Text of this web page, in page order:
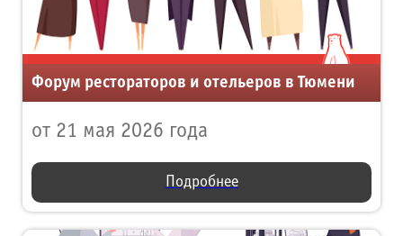
Форум рестораторов и отельеров в Тюмени
от 21 мая 2026 года
Подробнее